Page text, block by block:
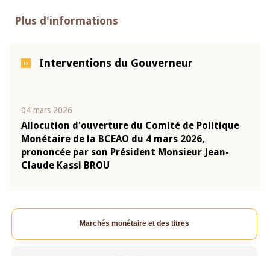
Plus d'informations
Interventions du Gouverneur
04 mars 2026
Allocution d'ouverture du Comité de Politique
Monétaire de la BCEAO du 4 mars 2026,
prononcée par son Président Monsieur Jean-
Claude Kassi BROU
Marchés monétaire et des titres